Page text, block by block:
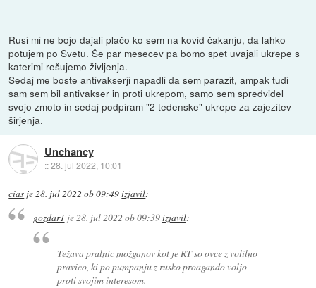
Rusi mi ne bojo dajali plačo ko sem na kovid čakanju, da lahko
potujem po Svetu. Še par mesecev pa bomo spet uvajali ukrepe s
katerimi rešujemo življenja.
Sedaj me boste antivakserji napadli da sem parazit, ampak tudi
sam sem bil antivakser in proti ukrepom, samo sem spredvidel
svojo zmoto in sedaj podpiram "2 tedenske" ukrepe za zajezitev
širjenja.
Unchancy
::28. jul 2022, 10:01
cias je28. jul 2022 ob 09:49izjavil:
gozdar1 je 28. jul 2022 ob 09:39izjavil:
Težava pralnic možganov kot je RT so ovce z volilno
pravico, ki po pumpanju z rusko proagando voljo
proti svojim interesom.